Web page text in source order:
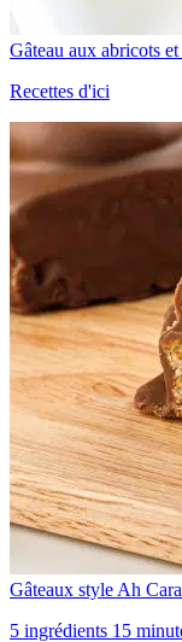
Gâteau aux abricots
Recettes d'ici
Gâteaux style Ah
5 ingrédients 15